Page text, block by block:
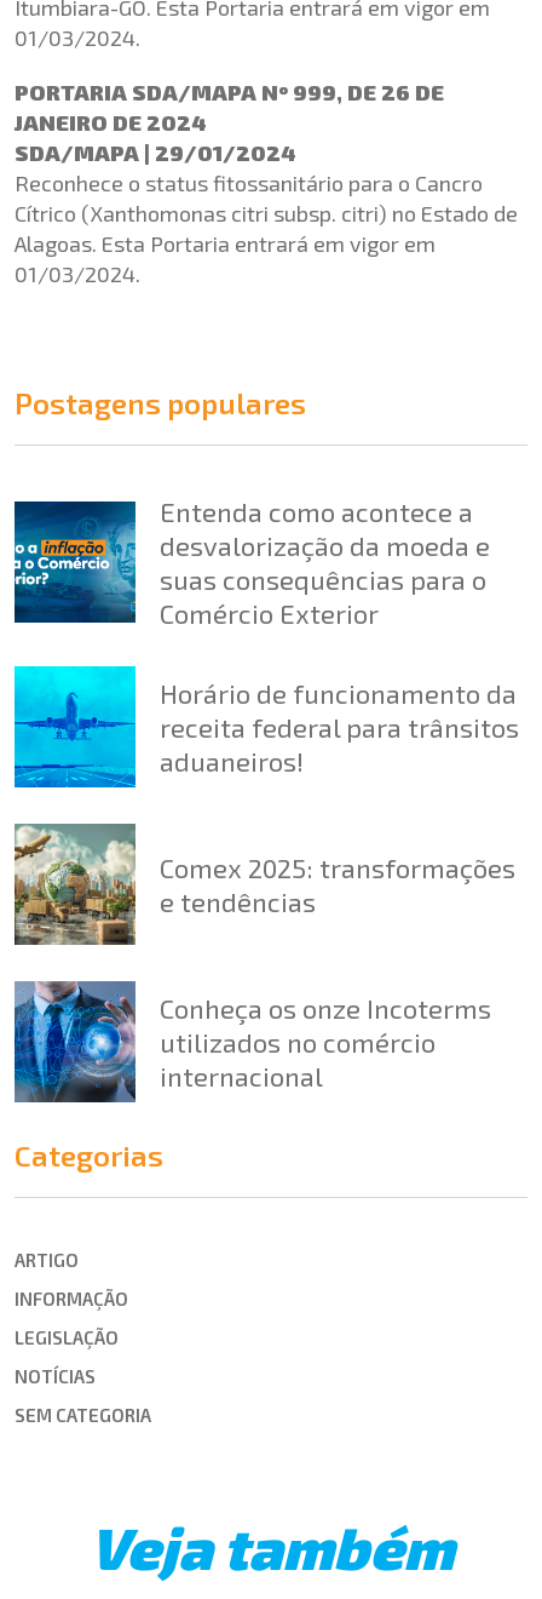
Itumbiara-GO. Esta Portaria entrará em vigor em
01/03/2024.
PORTARIA SDA/MAPA Nº 999, DE 26 DE
JANEIRO DE 2024
SDA/MAPA | 29/01/2024
Reconhece o status fitossanitário para o Cancro
Cítrico (Xanthomonas citri subsp. citri) no Estado de
Alagoas. Esta Portaria entrará em vigor em
01/03/2024.
Postagens populares
Entenda como acontece a
desvalorização da moeda e
suas consequências para o
Comércio Exterior
Horário de funcionamento da
receita federal para trânsitos
aduaneiros!
Comex 2025: transformações
e tendências
Conheça os onze Incoterms
utilizados no comércio
internacional
Categorias
ARTIGO
INFORMAÇÃO
LEGISLAÇÃO
NOTÍCIAS
SEM CATEGORIA
Veja também